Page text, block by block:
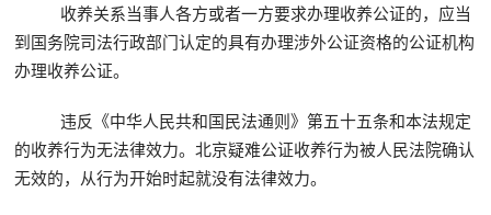
收养关系当事人各方或者一方要求办理收养公证的，应当
到国务院司法行政部门认定的具有办理涉外公证资格的公证机构
办理收养公证。
违反《中华人民共和国民法通则》第五十五条和本法规定
的收养行为无法律效力。北京疑难公证收养行为被人民法院确认
无效的，从行为开始时起就没有法律效力。